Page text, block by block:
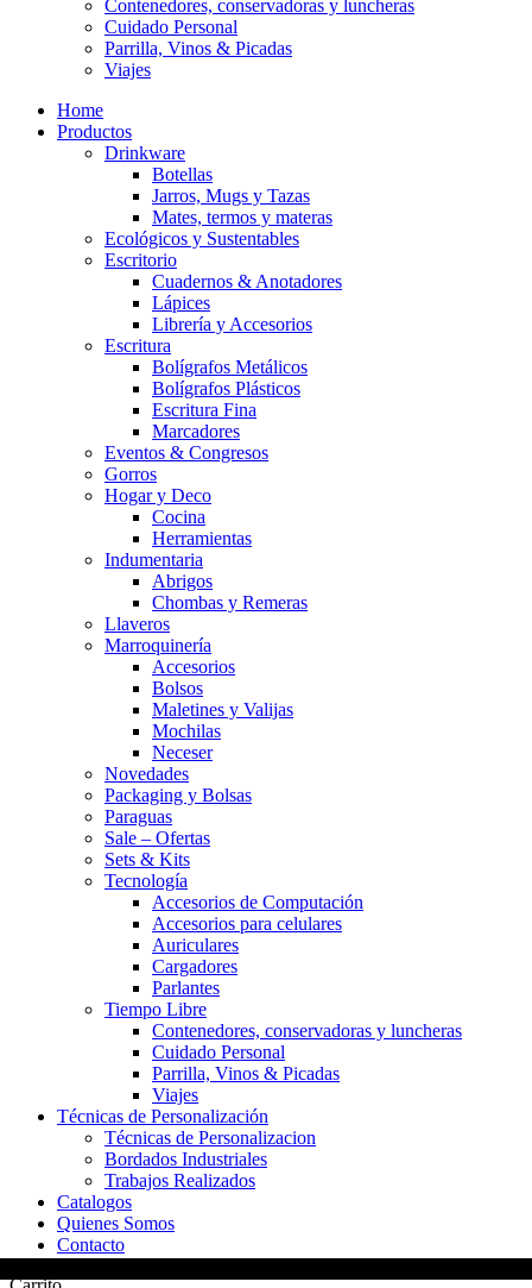
Contenedores, conservadoras y luncheras
Cuidado Personal
Parrilla, Vinos & Picadas
Viajes
Home
Productos
Drinkware
Botellas
Jarros, Mugs y Tazas
Mates, termos y materas
Ecológicos y Sustentables
Escritorio
Cuadernos & Anotadores
Lápices
Librería y Accesorios
Escritura
Bolígrafos Metálicos
Bolígrafos Plásticos
Escritura Fina
Marcadores
Eventos & Congresos
Gorros
Hogar y Deco
Cocina
Herramientas
Indumentaria
Abrigos
Chombas y Remeras
Llaveros
Marroquinería
Accesorios
Bolsos
Maletines y Valijas
Mochilas
Neceser
Novedades
Packaging y Bolsas
Paraguas
Sale – Ofertas
Sets & Kits
Tecnología
Accesorios de Computación
Accesorios para celulares
Auriculares
Cargadores
Parlantes
Tiempo Libre
Contenedores, conservadoras y luncheras
Cuidado Personal
Parrilla, Vinos & Picadas
Viajes
Técnicas de Personalización
Técnicas de Personalizacion
Bordados Industriales
Trabajos Realizados
Catalogos
Quienes Somos
Contacto